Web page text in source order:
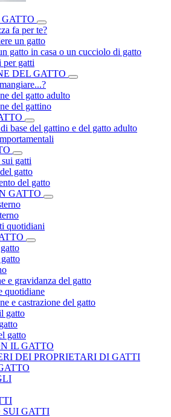
fa per te?
un gatto
gatto in casa o un cucciolo di gatto
per gatti
DEL GATTO
del gatto adulto
del gattino
base del gattino e del gatto adulto
sui gatti
gatto
del gatto
GATTO
quotidiani
e gravidanza del gatto
quotidiane
e castrazione del gatto
gatto
gatto
IL GATTO
DEI PROPRIETARI DI GATTI
SUI GATTI